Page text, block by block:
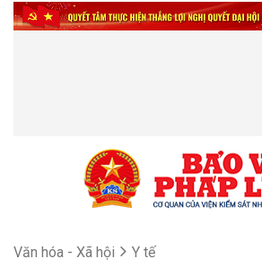
Văn hóa - Xã hội Y tế